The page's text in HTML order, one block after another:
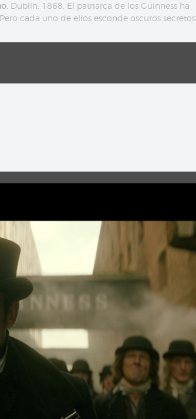
Dublín, 1868. El patriarca de los Guinness ha
cada uno de ellos esconde oscuros secretos.